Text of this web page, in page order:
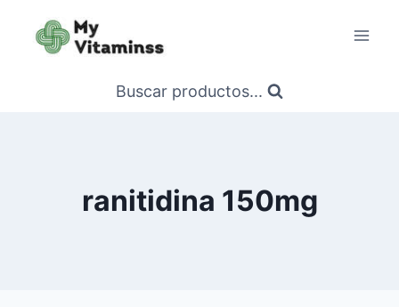
contenido
Buscar productos...
ranitidina 150mg